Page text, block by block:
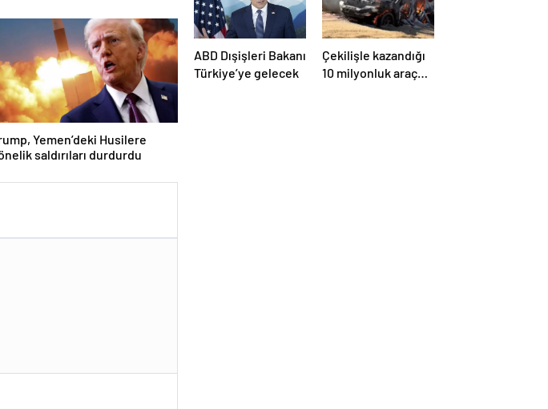
Yemen’deki Husilere
saldırıları durdurdu
ABD Dışişleri Bakanı
Türkiye’ye gelecek
Çekilişle kazandığı
10 milyonluk araç